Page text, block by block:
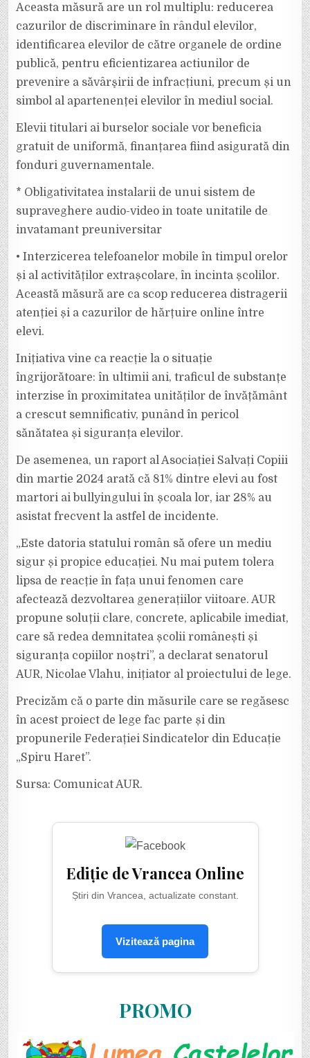
Aceasta măsură are un rol multiplu: reducerea
cazurilor de discriminare în rândul elevilor,
identificarea elevilor de către organele de ordine
publică, pentru eficientizarea actiunilor de
prevenire a săvârşirii de infracțiuni, precum și un
simbol al apartenenței elevilor în mediul social.
Elevii titulari ai burselor sociale vor beneficia
gratuit de uniformă, finanțarea fiind asigurată din
fonduri guvernamentale.
* Obligativitatea instalarii de unui sistem de
supraveghere audio-video in toate unitatile de
invatamant preuniversitar
•⁠ ⁠Interzicerea telefoanelor mobile în timpul orelor
și al activităților extrașcolare, în incinta școlilor.
Această măsură are ca scop reducerea distragerii
atenției și a cazurilor de hărțuire online între
elevi.
Inițiativa vine ca reacție la o situație
îngrijorătoare: în ultimii ani, traficul de substanțe
interzise în proximitatea unităților de învățământ
a crescut semnificativ, punând în pericol
sănătatea și siguranța elevilor.
De asemenea, un raport al Asociației Salvați Copiii
din martie 2024 arată că 81% dintre elevi au fost
martori ai bullyingului în școala lor, iar 28% au
asistat frecvent la astfel de incidente.
„Este datoria statului român să ofere un mediu
sigur și propice educației. Nu mai putem tolera
lipsa de reacție în fața unui fenomen care
afectează dezvoltarea generațiilor viitoare. AUR
propune soluții clare, concrete, aplicabile imediat,
care să redea demnitatea școlii românești și
siguranța copiilor noștri”, a declarat senatorul
AUR, Nicolae Vlahu, inițiator al proiectului de lege.
Precizăm că o parte din măsurile care se regăsesc
în acest proiect de lege fac parte și din
propunerile Federației Sindicatelor din Educație
„Spiru Haret”.
Sursa: Comunicat AUR.
Ediție de Vrancea Online
Știri din Vrancea, actualizate constant.
Vizitează pagina
PROMO